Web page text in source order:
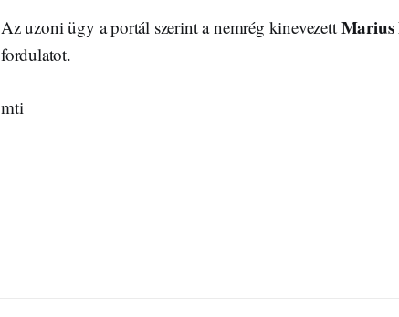
Az uzoni ügy a portál szerint a nemrég kinevezett Marius
fordulatot.
mti